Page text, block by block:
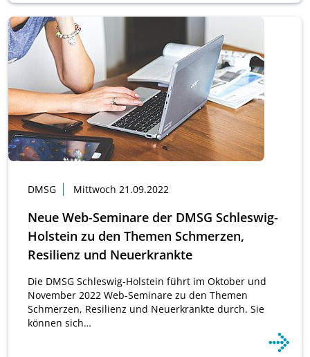
DMSG Mittwoch 21.09.2022
Neue Web-Seminare der DMSG Schleswig-
Holstein zu den Themen Schmerzen,
Resilienz und Neuerkrankte
Die DMSG Schleswig-Holstein führt im Oktober und
November 2022 Web-Seminare zu den Themen
Schmerzen, Resilienz und Neuerkrankte durch. Sie
können sich…